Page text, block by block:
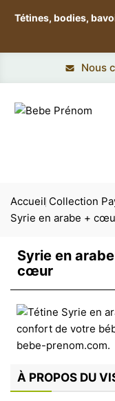
Tétines, bodies,
Nous
Accueil Collection
Syrie en arabe +
Syrie en
cœur
À PROPOS DU